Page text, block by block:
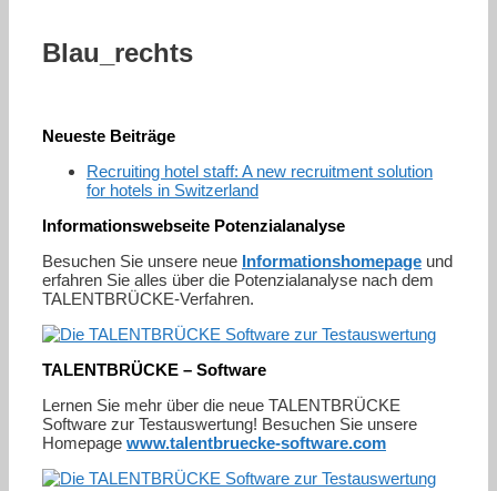
Blau_rechts
Neueste Beiträge
Recruiting hotel staff: A new recruitment solution
for hotels in Switzerland
Informationswebseite Potenzialanalyse
Besuchen Sie unsere neue Informationshomepage und
erfahren Sie alles über die Potenzialanalyse nach dem
TALENTBRÜCKE-Verfahren.
TALENTBRÜCKE – Software
Lernen Sie mehr über die neue TALENTBRÜCKE
Software zur Testauswertung! Besuchen Sie unsere
Homepage www.talentbruecke-software.com